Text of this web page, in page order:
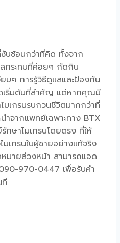
บซ้อนกว่าที่คิด ทั้งจาก
ลกระทบที่ค่อยๆ กัดกิน
บๆ การรู้วิธีดูแลและป้องกัน
ดเริ่มต้นที่สำคัญ แต่หากคุณมี
มเกรนรบกวนชีวิตมากกว่าที่
ำจากแพทย์เฉพาะทาง BTX
ษาไมเกรนโดยตรง ที่ให้
ไมเกรนในผู้ชายอย่างแท้จริง
มายล่วงหน้า สามารถแอด
970-0447 เพื่อรับคำ
ที